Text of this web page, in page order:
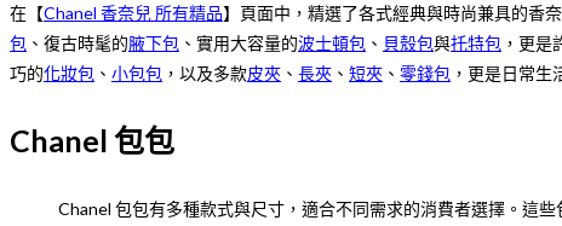
在【Chanel 香奈兒 所有精品】頁面中，精選了各式經典與時尚兼具的香
包 、復古時髦的腋下包 、實用大容量的波士頓包 、 貝殼包與托特包 ，更是
巧的化妝包 、 小包包 ，以及多款皮夾 、 長夾 、 短夾 、 零錢包 ，更是日常生
Chanel 包包
Chanel 包包有多種款式與尺寸，適合不同需求的消費者選擇。這